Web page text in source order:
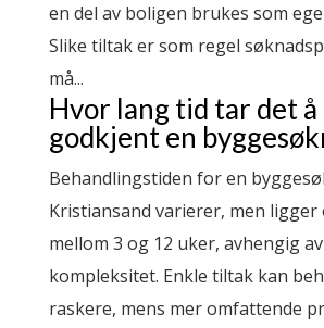
en del av boligen brukes som
Slike tiltak er som regel
må...
Hvor lang tid tar det å
godkjent en
Behandlingstiden for en
Kristiansand varierer, men ligger
mellom 3 og 12 uker, avhengig
kompleksitet. Enkle tiltak kan
raskere, mens mer omfattende